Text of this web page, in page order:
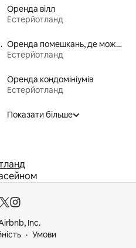
Оренда вілл
Естерйотланд
до пляжу
Оренда помешкань, де можна перебувати з домашніми тваринами
Естерйотланд
Оренда кондомініумів
Естерйотланд
Показати більше
Inc.
Умови